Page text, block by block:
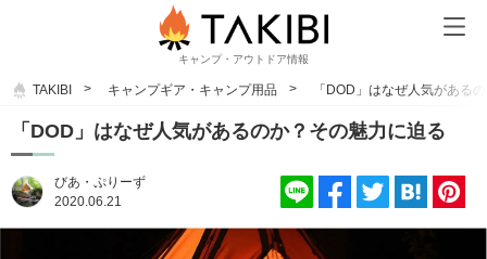
キャンプ・アウトドア情報
TAKIBI キャンプギア・キャンプ用品 「DOD」はなぜ人気がある
「DOD」はなぜ人気があるのか？その魅力に迫る
びあ・ぷりーず
2020.06.21